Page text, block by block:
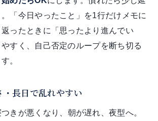
「今日やったこと」を1行だけメモに
ったときに「思ったより進んでい
すく、自己否定のループを断ち切る
。
長日で乱れやすい
つきが悪くなり、朝が遅れ、夜型へ。